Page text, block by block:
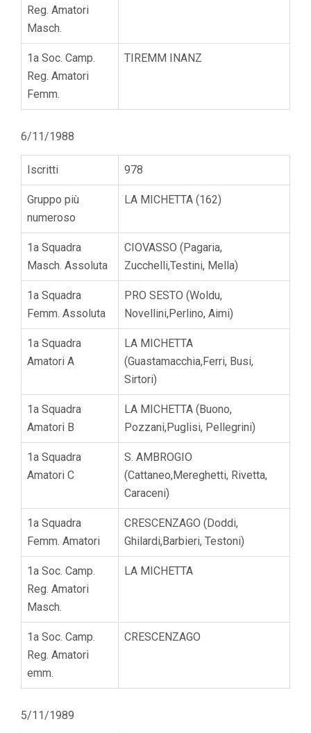
Reg. Amatori
Masch.
1a Soc. Camp.
Reg. Amatori
Femm.
TIREMM INANZ
6/11/1988
Iscritti 978
Gruppo più
numeroso
LA MICHETTA (162)
1a Squadra
Masch. Assoluta
CIOVASSO (Pagaria,
Zucchelli,Testini, Mella)
1a Squadra
Femm. Assoluta
PRO SESTO (Woldu,
Novellini,Perlino, Aimi)
1a Squadra
Amatori A
LA MICHETTA
(Guastamacchia,Ferri, Busi,
Sirtori)
1a Squadra
Amatori B
LA MICHETTA (Buono,
Pozzani,Puglisi, Pellegrini)
1a Squadra
Amatori C
S. AMBROGIO
(Cattaneo,Mereghetti, Rivetta,
Caraceni)
1a Squadra
Femm. Amatori
CRESCENZAGO (Doddi,
Ghilardi,Barbieri, Testoni)
1a Soc. Camp.
Reg. Amatori
Masch.
LA MICHETTA
1a Soc. Camp.
Reg. Amatori
emm.
CRESCENZAGO
5/11/1989